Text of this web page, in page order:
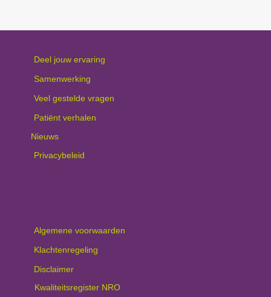
Deel jouw ervaring
Samenwerking
Veel gestelde vragen
Patiënt verhalen
Nieuws
Privacybeleid
Algemene voorwaarden
Klachtenregeling
Disclaimer
Kwaliteitsregister NRO